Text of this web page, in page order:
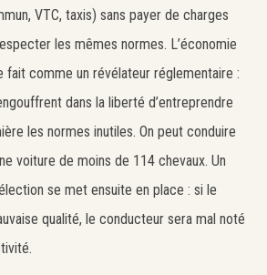
VTC, taxis) sans payer de charges
les mêmes normes. L’économie
fait comme un révélateur réglementaire :
dans la liberté d’entreprendre
les normes inutiles. On peut conduire
voiture de moins de 114 chevaux. Un
se met ensuite en place : si le
qualité, le conducteur sera mal noté
Rechercher